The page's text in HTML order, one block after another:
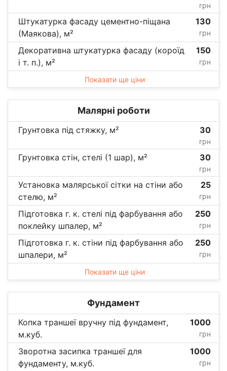
грн
Штукатурка фасаду цементно-піщана
(Маякова), м²
130
грн
Декоративна штукатурка фасаду (короїд
і т. п.), м²
150
грн
Показати ще ціни
Малярні роботи
Грунтовка під стяжку, м² 30
грн
Грунтовка стін, стелі (1 шар), м² 30
грн
Установка малярської сітки на стіни або
стелю, м²
25
грн
Підготовка г. к. стелі під фарбування або
поклейку шпалер, м²
250
грн
Підготовка г. к. стіни під фарбування або
шпалери, м²
250
грн
Показати ще ціни
Фундамент
Копка траншеї вручну під фундамент,
м.куб.
1000
грн
Зворотна засипка траншеї для
фундаменту, м.куб.
1000
грн